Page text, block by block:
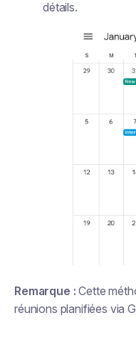
détails.
Remarque : Cette
réunions planifiées via